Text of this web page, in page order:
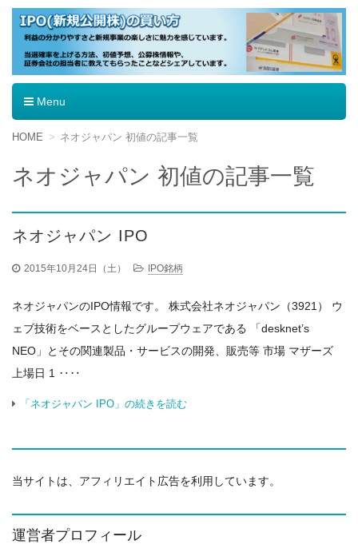
IPO（新規公開株）の買い方
Menu
コ
ン
へ
動
HOME ネオジャパン 初値の記事一覧
ネオジャパン 初値の記事一覧
ネオジャパン IPO
2015年10月24日（土） IPO銘柄
ネオジャパンのIPO情報です。 株式会社ネオジャパン（3921） ウ
ェブ技術をベースとしたグループウェアである 「desknet’s
NEO」とその関連製品・サービスの開発、販売等 市場 マザーズ
上場日 1 ‥‥
「ネオジャパン IPO」の続きを読む
当サイトは、アフィリエイト広告を利用しています。
運営者プロフィール